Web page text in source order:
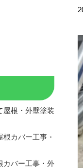
屋根・外壁塗装
カバー工事・
カバー工事・外